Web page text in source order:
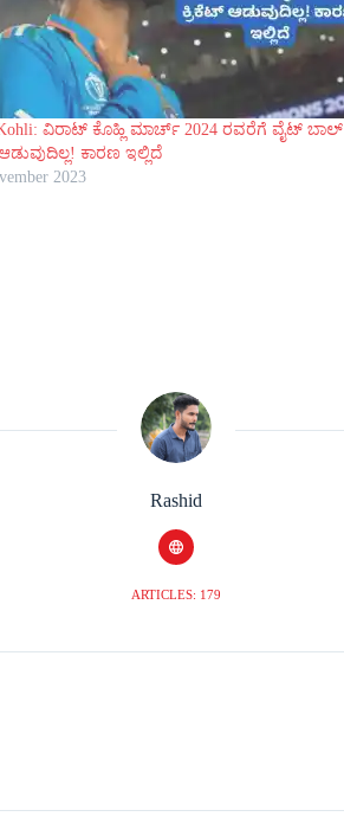
ವಿರಾಟ್ ಕೊಹ್ಲಿ ಮಾರ್ಚ್ 2024 ರವರೆಗೆ ವೈಟ್ ಬಾಲ್
ಕಾರಣ ಇಲ್ಲಿದೆ
2023
Rashid
ARTICLES: 179